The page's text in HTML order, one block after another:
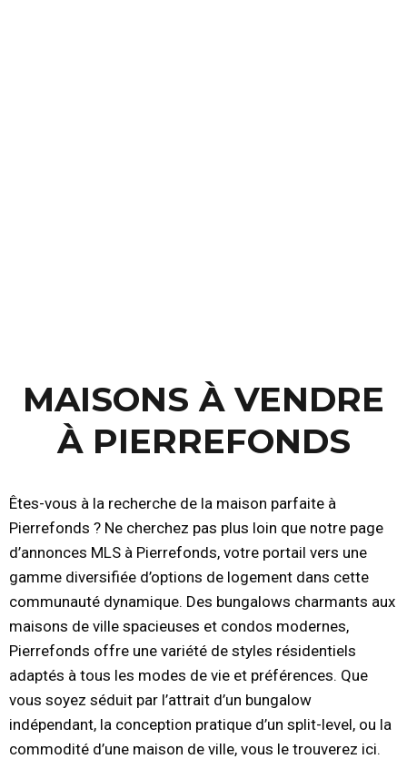
MAISONS À VENDRE
À PIERREFONDS
Êtes-vous à la recherche de la maison parfaite à
Pierrefonds ? Ne cherchez pas plus loin que notre page
d’annonces MLS à Pierrefonds, votre portail vers une
gamme diversifiée d’options de logement dans cette
communauté dynamique. Des bungalows charmants aux
maisons de ville spacieuses et condos modernes,
Pierrefonds offre une variété de styles résidentiels
adaptés à tous les modes de vie et préférences. Que
vous soyez séduit par l’attrait d’un bungalow
indépendant, la conception pratique d’un split-level, ou la
commodité d’une maison de ville, vous le trouverez ici.